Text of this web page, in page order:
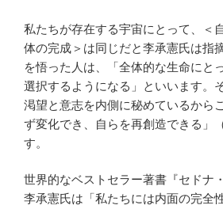
私たちが存在する宇宙にとって、＜
体の完成＞は同じだと李承憲氏は指
を悟った人は、「全体的な生命にと
選択するようになる」といいます。
渇望と意志を内側に秘めているから
ず変化でき、自らを再創造できる」
す。
世界的なベストセラー著書『セドナ
李承憲氏は「私たちには内面の完全